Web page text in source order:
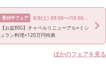
受付中フェア 8/8(土) 09:00〜/10:00〜/13:30〜/16:00〜/18:00〜
【お盆BIG】チャペルリニューアル×ミシ
ュラン料理×120万円特典
ほかのフェアを見る